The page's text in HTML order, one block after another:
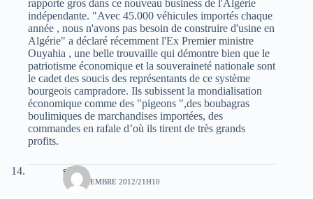
rapporte gros dans ce nouveau business de l'Algérie
indépendante. "Avec 45.000 véhicules importés chaque
année , nous n'avons pas besoin de construire d'usine en
Algérie" a déclaré récemment l'Ex Premier ministre
Ouyahia , une belle trouvaille qui démontre bien que le
patriotisme économique et la souveraineté nationale sont
le cadet des soucis des représentants de ce système
bourgeois campradore. Ils subissent la mondialisation
économique comme des "pigeons ",des boubagras
boulimiques de marchandises importées, des
commandes en rafale d’où ils tirent de très grands
profits.
sidou
13 NOVEMBRE 2012/21H10